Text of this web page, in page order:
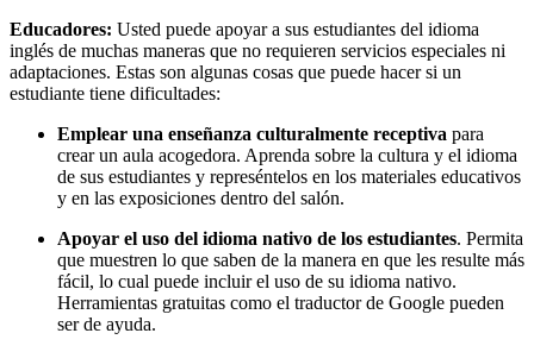
Educadores: Usted puede apoyar a sus estudiantes del idioma
inglés de muchas maneras que no requieren servicios especiales ni
adaptaciones. Estas son algunas cosas que puede hacer si un
estudiante tiene dificultades:
Emplear una enseñanza culturalmente receptiva para
crear un aula acogedora. Aprenda sobre la cultura y el idioma
de sus estudiantes y represéntelos en los materiales educativos
y en las exposiciones dentro del salón.
Apoyar el uso del idioma nativo de los estudiantes. Permita
que muestren lo que saben de la manera en que les resulte más
fácil, lo cual puede incluir el uso de su idioma nativo.
Herramientas gratuitas como el traductor de Google pueden
ser de ayuda.